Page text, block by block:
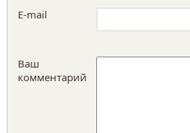
E-mail
Ваш
комментарий